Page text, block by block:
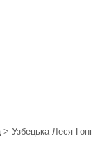
> Узбецька Леся